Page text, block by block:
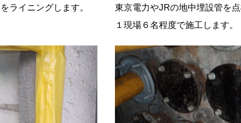
ライニングします。
東京電力やJRの地中埋設管を
１現場６名程度で施工します。